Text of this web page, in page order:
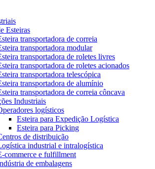
Esteiras
transportadora de correia
transportadora modular
transportadora de roletes livres
transportadora de roletes acionados
transportadora telescópica
transportadora de alumínio
transportadora de correia côncava
Industriais
logísticos
Esteira para Expedição Logística
Esteira para Picking
de distribuição
industrial e intralogística
commerce e fulfillment
de embalagens